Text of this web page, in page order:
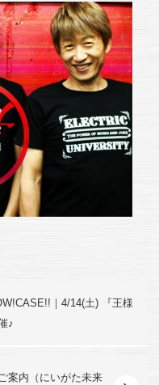
｜4/14(土) 『王様
♪
案内（にいがた未来